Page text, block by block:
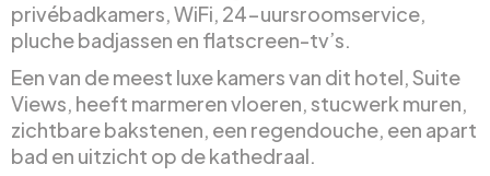
privébadkamers, WiFi, 24-uursroomservice,
pluche badjassen en flatscreen-tv’s.
Een van de meest luxe kamers van dit hotel, Suite
Views, heeft marmeren vloeren, stucwerk muren,
zichtbare bakstenen, een regendouche, een apart
bad en uitzicht op de kathedraal.